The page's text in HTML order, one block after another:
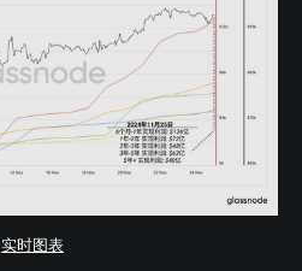
实时图表